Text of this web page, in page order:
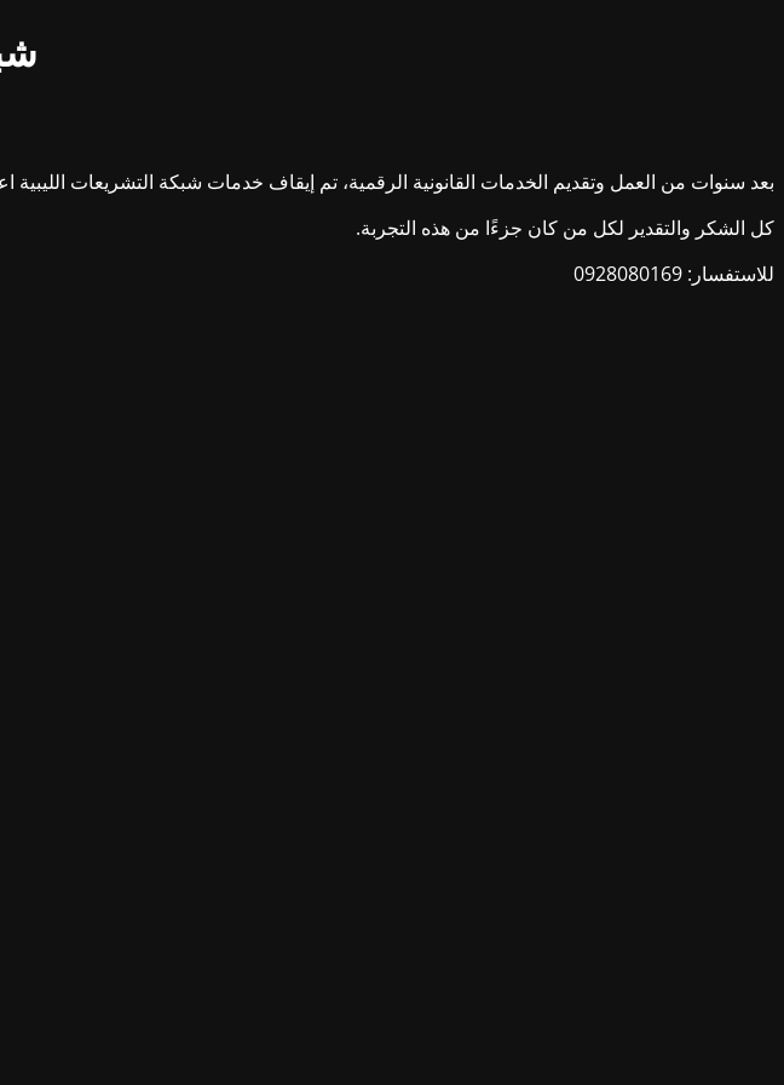
بعد سنوات من العمل وتقديم الخدمات القانونية الرقمية، تم إيقاف خدمات شبكة التشريعات الليبية
كل الشكر والتقدير لكل من كان جزءًا من هذه التجربة.
للاستفسار: 0928080169